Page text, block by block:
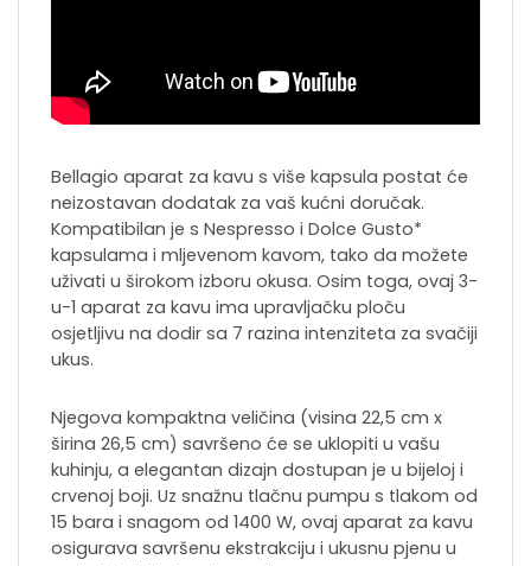
Bellagio aparat za kavu s više kapsula postat će
neizostavan dodatak za vaš kućni doručak.
Kompatibilan je s Nespresso i Dolce Gusto*
kapsulama i mljevenom kavom, tako da možete
uživati ​​u širokom izboru okusa. Osim toga, ovaj 3-
u-1 aparat za kavu ima upravljačku ploču
osjetljivu na dodir sa 7 razina intenziteta za svačiji
ukus.
Njegova kompaktna veličina (visina 22,5 cm x
širina 26,5 cm) savršeno će se uklopiti u vašu
kuhinju, a elegantan dizajn dostupan je u bijeloj i
crvenoj boji. Uz snažnu tlačnu pumpu s tlakom od
15 bara i snagom od 1400 W, ovaj aparat za kavu
osigurava savršenu ekstrakciju i ukusnu pjenu u